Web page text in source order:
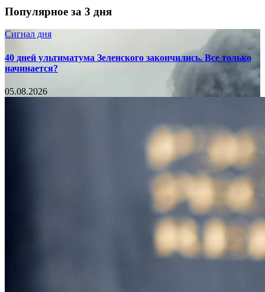
Популярное за 3 дня
Сигнал дня
40 дней ультиматума Зеленского закончились. Все только
начинается?
05.08.2026